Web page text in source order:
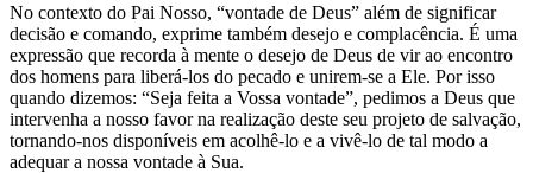
No contexto do Pai Nosso, “vontade de Deus” além de significar
decisão e comando, exprime também desejo e complacência. É uma
expressão que recorda à mente o desejo de Deus de vir ao encontro
dos homens para liberá-los do pecado e unirem-se a Ele. Por isso
quando dizemos: “Seja feita a Vossa vontade”, pedimos a Deus que
intervenha a nosso favor na realização deste seu projeto de salvação,
tornando-nos disponíveis em acolhê-lo e a vivê-lo de tal modo a
adequar a nossa vontade à Sua.